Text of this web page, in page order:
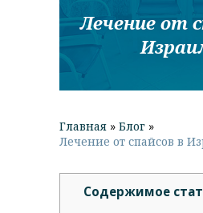
Лечение от
Главная » Блог »
Лечение от спайсов в
Содержимое